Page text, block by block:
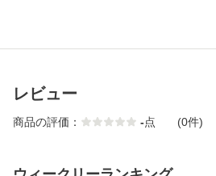
レビュー
商品の評価： -点 (0件)